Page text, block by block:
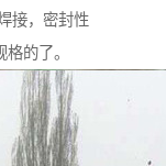
接，密封性
的了。